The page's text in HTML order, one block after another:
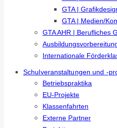
GTA |
GTA | Medien/
GTA AHR | Berufliches
Internationale
Schulveranstaltungen und -
Betriebspraktika
EU-Projekte
Klassenfahrten
Externe Partner